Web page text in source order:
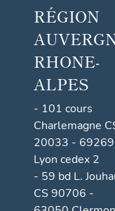
RÉGION
RHONE-
ALPES
- 101 cours
Charlemagne
20033 - 69269
Lyon cedex 2
- 59 bd L.
CS 90706 -